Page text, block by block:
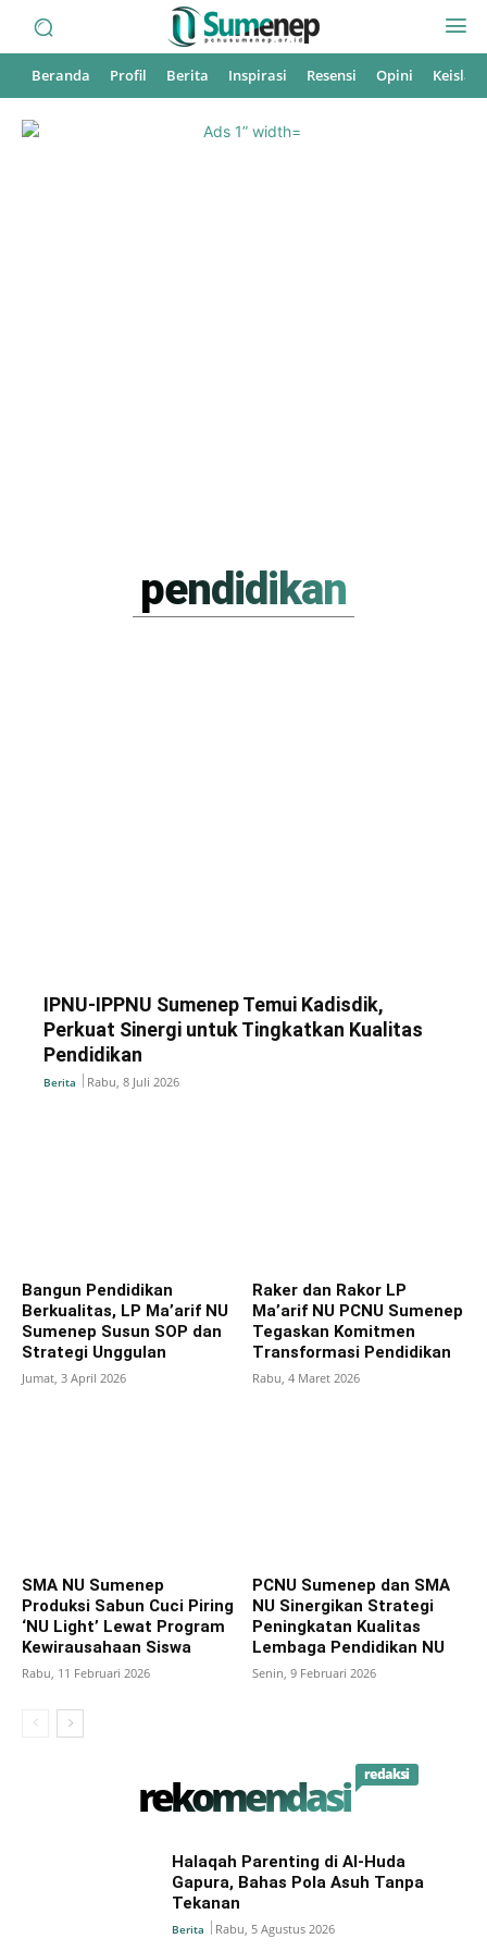
Beranda Profil Berita Inspirasi Resensi Opini
pendidikan
IPNU-IPPNU Sumenep Temui Kadisdik,
Perkuat Sinergi untuk Tingkatkan Kualitas
Pendidikan
Berita Rabu, 8 Juli 2026
Bangun Pendidikan
Berkualitas, LP Ma’arif NU
Sumenep Susun SOP dan
Strategi Unggulan
Jumat, 3 April 2026
Raker dan Rakor LP
Ma’arif NU PCNU Sumenep
Tegaskan Komitmen
Transformasi Pendidikan
Rabu, 4 Maret 2026
SMA NU Sumenep
Produksi Sabun Cuci Piring
‘NU Light’ Lewat Program
Kewirausahaan Siswa
Rabu, 11 Februari 2026
PCNU Sumenep dan SMA
NU Sinergikan Strategi
Peningkatan Kualitas
Lembaga Pendidikan NU
Senin, 9 Februari 2026
rekomendasi redaksi
Halaqah Parenting di Al-Huda
Gapura, Bahas Pola Asuh Tanpa
Tekanan
Berita Rabu, 5 Agustus 2026